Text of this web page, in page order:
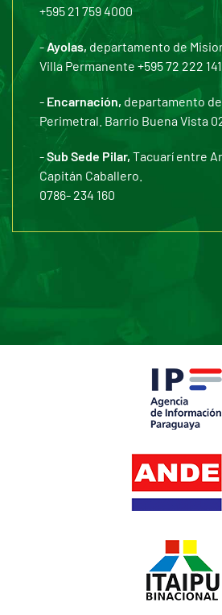
+595 21 759 4000
-Ayolas, departamento de
Villa Permanente +595 72 222
- Encarnación, departamento de
Perimetral. Barrio Buena Vista
-Sub Sede Pilar, Tacuarí entre
Capitán Caballero.
0786- 234 160